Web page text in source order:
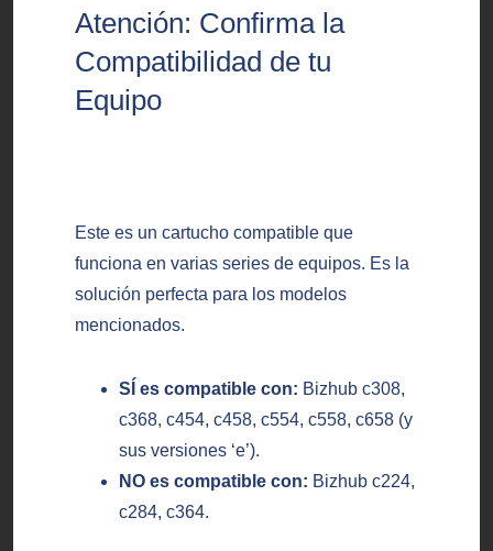
Atención: Confirma la
Compatibilidad de tu
Equipo
Este es un cartucho compatible que
funciona en varias series de equipos. Es la
solución perfecta para los modelos
mencionados.
SÍ es compatible con: Bizhub c308,
c368, c454, c458, c554, c558, c658 (y
sus versiones ‘e’).
NO es compatible con: Bizhub c224,
c284, c364.